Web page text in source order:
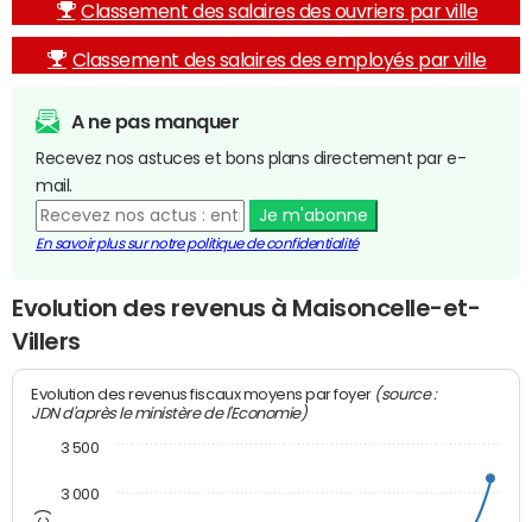
Classement des salaires des ouvriers par ville
Classement des salaires des employés par ville
A ne pas manquer
Recevez nos astuces et bons plans directement par e-
mail.
Je m'abonne
En savoir plus sur notre politique de confidentialité
Evolution des revenus à Maisoncelle-et-
Villers
Evolution des revenus fiscaux moyens par foyer (source :
JDN d'après le ministère de l'Economie)
3 000
3 500